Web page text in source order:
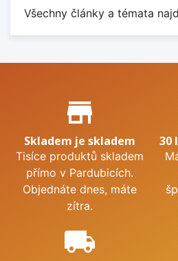
Všechny články a témata
Proč nakupovat u nás?
store_mall_directory
Skladem je skladem
Tisíce produktů skladem
přímo v Pardubicích.
Objednáte dnes, máte
zítra.
30
local_shipping